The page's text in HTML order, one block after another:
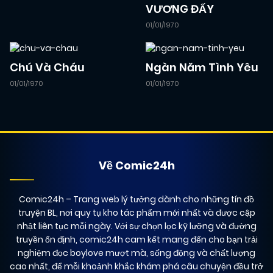
Chapter 79 (VIP)
Chapter 75 (QA) 09/12/2024
Chapter 74(QA) 09/12/2024
VƯƠNG ĐẤY
01/01/1970
Chú Và Cháu
01/01/1970
Ngàn Năm Tình Yêu
01/01/1970
Về Comic24h
Comic24h – Trang web lý tưởng dành cho những tín đồ
truyện BL, nơi quy tụ kho tác phẩm mới nhất và được cập
nhật liên tục mỗi ngày. Với sự chọn lọc kỹ lưỡng và đường
truyền ổn định, comic24h cam kết mang đến cho bạn trải
nghiệm đọc boylove mượt mà, sống động và chất lượng
cao nhất, để mỗi khoảnh khắc khám phá câu chuyện đều trở